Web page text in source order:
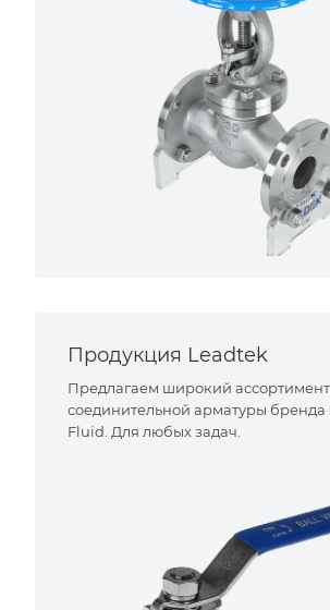
Продукция Leadtek
Предлагаем широкий
соединительной арматуры бренда
Fluid. Для любых задач.